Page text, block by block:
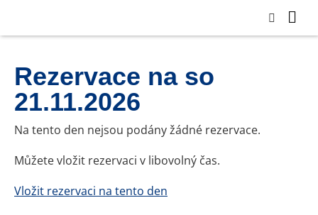
Rezervace na so
21.11.2026
Na tento den nejsou podány žádné rezervace.
Můžete vložit rezervaci v libovolný čas.
Vložit rezervaci na tento den